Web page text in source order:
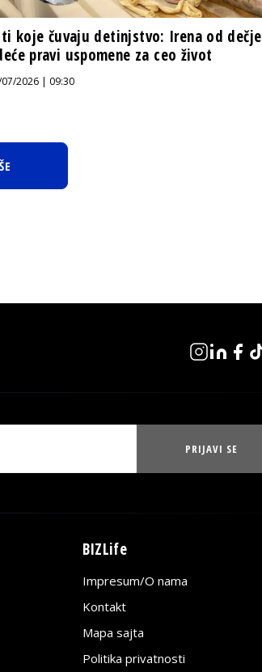
koje čuvaju detinjstvo: Irena od dečje
pravi uspomene za ceo život
07/2026 | 09:30
PRIJAVI SE
BIZLife
Impresum/O nama
Kontakt
Mapa sajta
Politika privatnosti